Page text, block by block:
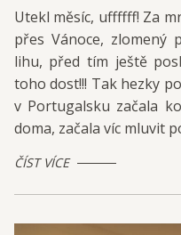
Utekl měsíc, uffffff! Za
přes Vánoce, zlomený
lihu, před tím ještě
toho dost!!! Tak hezky
v Portugalsku začala
doma, začala víc mluvit
ČÍST VÍCE